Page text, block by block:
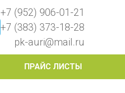
+7 (952) 906-01-21
+7 (383) 373-18-28
pk-auri@mail.ru
ПРАЙС ЛИСТЫ